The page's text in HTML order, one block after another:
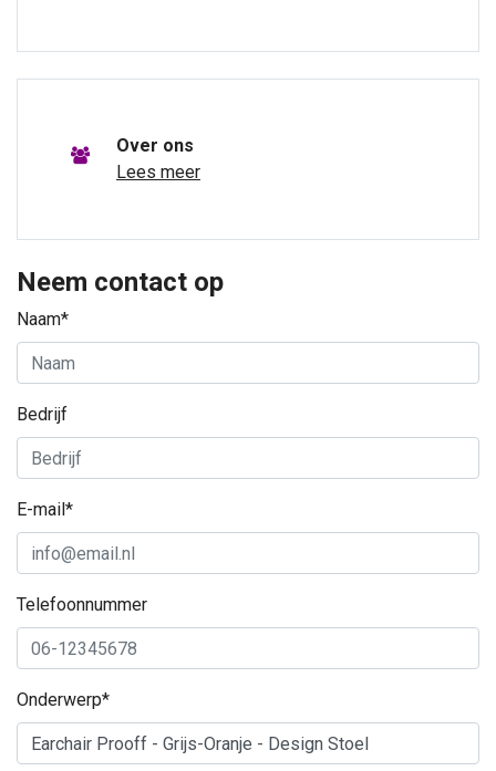
Over ons
Lees meer
Neem contact op
Naam*
Bedrijf
E-mail*
Telefoonnummer
Onderwerp*